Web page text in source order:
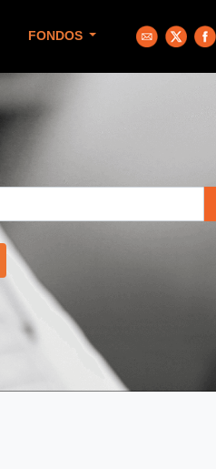
FONDOS